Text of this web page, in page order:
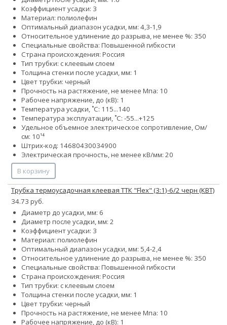
Коэффициент усадки: 3
Материал: полиолефин
Оптимальный диапазон усадки, мм: 4,3-1,9
Относительное удлинение до разрыва, не менее %: 350
Специальные свойства: Повышенной гибкости
Страна происхождения: Россия
Тип трубки: с клеевым слоем
Толщина стенки после усадки, мм: 1
Цвет трубки: черный
Прочность на растяжение, не менее Мпа: 10
Рабочее напряжение, до (кВ): 1
Температура усадки, ˚С: 115...140
Температура эксплуатации, ˚С: -55...+125
Удельное объемное электрическое сопротивление, Ом/
см: 10¹⁴
Штрих-код: 14680430034900
Электрическая прочность, не менее кВ/мм: 20
В корзину
Трубка термоусадочная клеевая ТТК "Flex" (3:1)-6/2 черн (КВТ)
34.73 руб.
Диаметр до усадки, мм: 6
Диаметр после усадки, мм: 2
Коэффициент усадки: 3
Материал: полиолефин
Оптимальный диапазон усадки, мм: 5,4-2,4
Относительное удлинение до разрыва, не менее %: 350
Специальные свойства: Повышенной гибкости
Страна происхождения: Россия
Тип трубки: с клеевым слоем
Толщина стенки после усадки, мм: 1
Цвет трубки: черный
Прочность на растяжение, не менее Мпа: 10
Рабочее напряжение, до (кВ): 1